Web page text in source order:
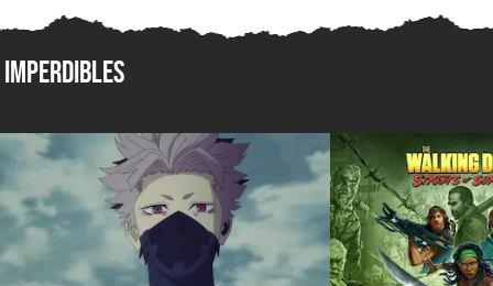
Imperdibles